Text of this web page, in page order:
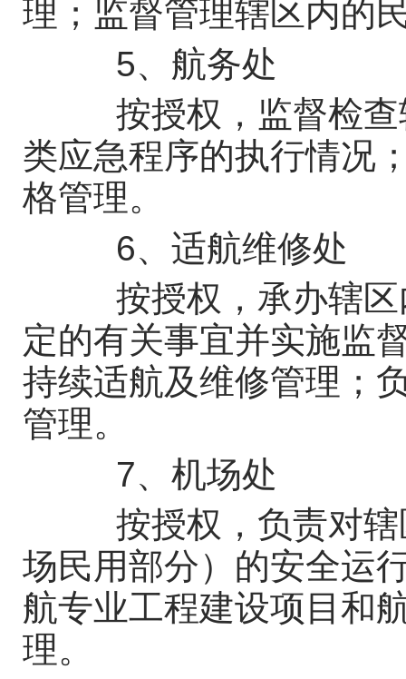
理；监督管理辖区内的
5、航务处
按授权，监督检查
类应急程序的执行情况
格管理。
6、适航维修处
按授权，承办辖区
定的有关事宜并实施监
持续适航及维修管理；
管理。
7、机场处
按授权，负责对辖
场民用部分）的安全运
航专业工程建设项目和
理。